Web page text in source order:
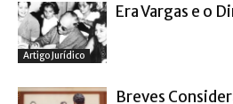
Artigo Jurídico
Era Vargas e o
Breves